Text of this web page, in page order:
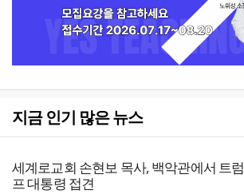
지금 인기 많은 뉴스
세계로교회 손현보 목사, 백악관에서 트럼
프 대통령 접견